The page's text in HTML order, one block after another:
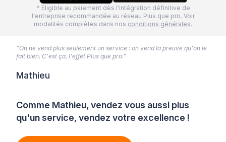
* Eligible au paiement dès l'intégration définitive de
l'entreprise recommandée au réseau Plus que pro. Voir
modalités complètes dans nos conditions générales.
Comme Mathieu, vendez vous aussi plus
qu'un service, vendez votre excellence !
“On ne vend plus seulement un service : on vend la preuve qu'on le
fait bien. C'est ça, l'effet Plus que pro.”
Mathieu